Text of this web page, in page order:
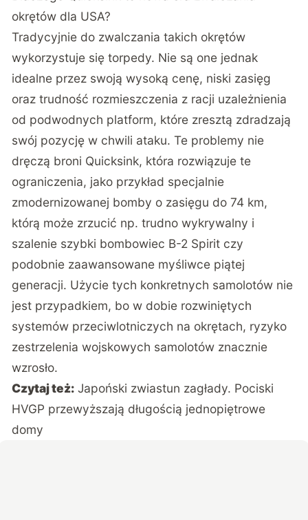
okrętów dla USA?
Tradycyjnie do zwalczania takich okrętów
wykorzystuje się torpedy. Nie są one jednak
idealne przez swoją wysoką cenę, niski zasięg
oraz trudność rozmieszczenia z racji uzależnienia
od podwodnych platform, które zresztą zdradzają
swój pozycję w chwili ataku. Te problemy nie
dręczą broni Quicksink, która rozwiązuje te
ograniczenia, jako przykład specjalnie
zmodernizowanej bomby o zasięgu do 74 km,
którą może zrzucić np. trudno wykrywalny i
szalenie szybki bombowiec B-2 Spirit czy
podobnie zaawansowane myśliwce piątej
generacji. Użycie tych konkretnych samolotów nie
jest przypadkiem, bo w dobie rozwiniętych
systemów przeciwlotniczych na okrętach, ryzyko
zestrzelenia wojskowych samolotów znacznie
wzrosło.
Czytaj też: Japoński zwiastun zagłady. Pociski
HVGP przewyższają długością jednopiętrowe
domy